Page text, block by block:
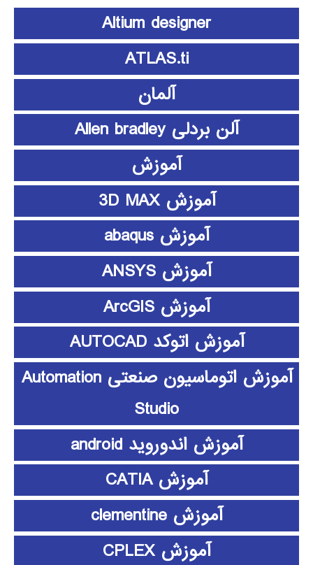
Altium designer
ATLAS.ti
آلمان
آلن بردلی Allen bradley
آموزش
آموزش 3D MAX
آموزش abaqus
آموزش ANSYS
آموزش ArcGIS
آموزش اتوکد AUTOCAD
آموزش اتوماسیون صنعتی Automation
Studio
آموزش اندوروید android
آموزش CATIA
آموزش clementine
آموزش CPLEX